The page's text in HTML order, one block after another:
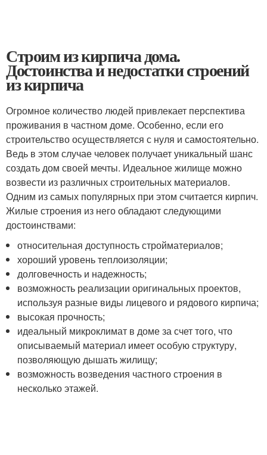
Строим из кирпича дома.
Достоинства и недостатки строений
из кирпича
Огромное количество людей привлекает перспектива
проживания в частном доме. Особенно, если его
строительство осуществляется с нуля и самостоятельно.
Ведь в этом случае человек получает уникальный шанс
создать дом своей мечты. Идеальное жилище можно
возвести из различных строительных материалов.
Одним из самых популярных при этом считается кирпич.
Жилые строения из него обладают следующими
достоинствами:
относительная доступность стройматериалов;
хороший уровень теплоизоляции;
долговечность и надежность;
возможность реализации оригинальных проектов,
используя разные виды лицевого и рядового кирпича;
высокая прочность;
идеальный микроклимат в доме за счет того, что
описываемый материал имеет особую структуру,
позволяющую дышать жилищу;
возможность возведения частного строения в
несколько этажей.